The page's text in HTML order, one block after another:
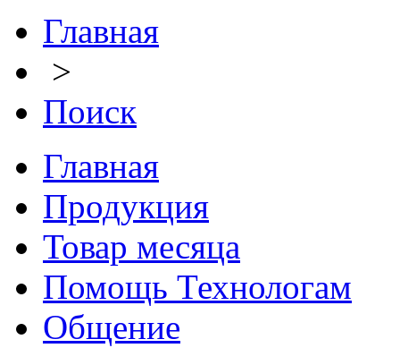
Главная
>
Поиск
Главная
Продукция
Товар месяца
Помощь Технологам
Общение